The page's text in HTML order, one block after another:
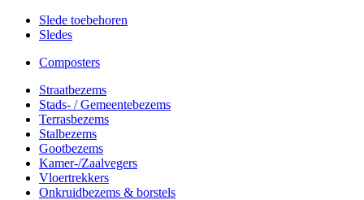
Slede toebehoren
Sledes
Composters
Straatbezems
Stads- / Gemeentebezems
Terrasbezems
Stalbezems
Gootbezems
Kamer-/Zaalvegers
Vloertrekkers
Onkruidbezems & borstels